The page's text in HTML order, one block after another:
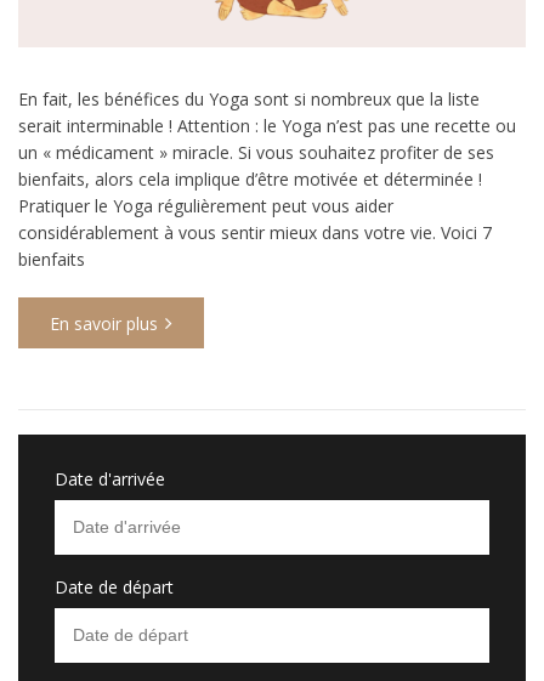
En fait, les bénéfices du Yoga sont si nombreux que la liste
serait interminable ! Attention : le Yoga n’est pas une recette ou
un « médicament » miracle. Si vous souhaitez profiter de ses
bienfaits, alors cela implique d’être motivée et déterminée !
Pratiquer le Yoga régulièrement peut vous aider
considérablement à vous sentir mieux dans votre vie. Voici 7
bienfaits
En savoir plus
Date d'arrivée
Date de départ